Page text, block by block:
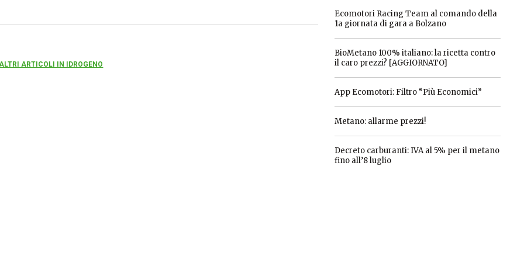
ARTICOLI IN IDROGENO
Ecomotori Racing Team al comando della
1a giornata di gara a Bolzano
BioMetano 100% italiano: la ricetta contro
il caro prezzi? [AGGIORNATO]
App Ecomotori: Filtro “Più Economici”
Metano: allarme prezzi!
Decreto carburanti: IVA al 5% per il metano
fino all’8 luglio